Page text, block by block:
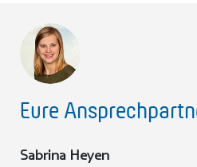
Eure
Sabrina Heyen